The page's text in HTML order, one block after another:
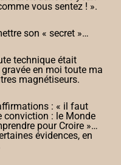
vous sentez ! ».
son « secret »…
technique était
en moi toute ma
magnétiseurs.
: « il faut
conviction : le Monde
pour Croire »…
évidences, en